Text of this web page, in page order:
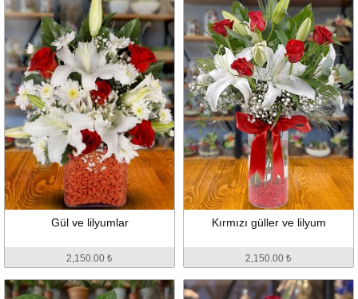
Gül ve lilyumlar
2,150.00 ₺
Kırmızı güller ve lilyum
2,150.00 ₺